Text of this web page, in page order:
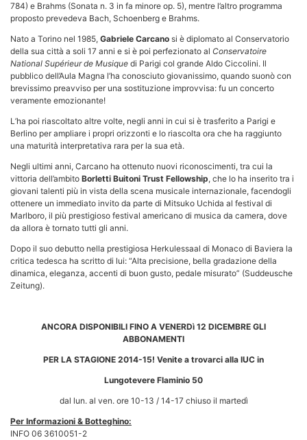
784) e Brahms (Sonata n. 3 in fa minore op. 5), mentre l’altro programma
proposto prevedeva Bach, Schoenberg e Brahms.
Nato a Torino nel 1985, Gabriele Carcano si è diplomato al Conservatorio
della sua città a soli 17 anni e si è poi perfezionato al Conservatoire
National Supérieur de Musique di Parigi col grande Aldo Ciccolini. Il
pubblico dell’Aula Magna l’ha conosciuto giovanissimo, quando suonò con
brevissimo preavviso per una sostituzione improvvisa: fu un concerto
veramente emozionante!
L’ha poi riascoltato altre volte, negli anni in cui si è trasferito a Parigi e
Berlino per ampliare i propri orizzonti e lo riascolta ora che ha raggiunto
una maturità interpretativa rara per la sua età.
Negli ultimi anni, Carcano ha ottenuto nuovi riconoscimenti, tra cui la
vittoria dell’ambito Borletti Buitoni Trust Fellowship, che lo ha inserito tra i
giovani talenti più in vista della scena musicale internazionale, facendogli
ottenere un immediato invito da parte di Mitsuko Uchida al festival di
Marlboro, il più prestigioso festival americano di musica da camera, dove
da allora è tornato tutti gli anni.
Dopo il suo debutto nella prestigiosa Herkulessaal di Monaco di Baviera la
critica tedesca ha scritto di lui: “Alta precisione, bella gradazione della
dinamica, eleganza, accenti di buon gusto, pedale misurato” (Suddeusche
Zeitung).
ANCORA DISPONIBILI FINO A VENERDì 12 DICEMBRE GLI
ABBONAMENTI
PER LA STAGIONE 2014-15! Venite a trovarci alla IUC in
Lungotevere Flaminio 50
dal lun. al ven. ore 10-13 / 14-17 chiuso il martedì
Per Informazioni & Botteghino:
INFO 06 3610051-2